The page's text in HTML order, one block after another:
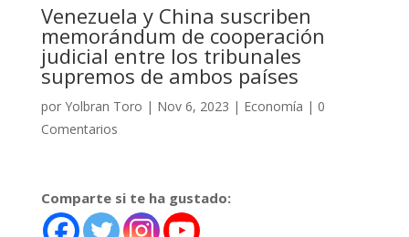
Venezuela y China suscriben
memorándum de cooperación
judicial entre los tribunales
supremos de ambos países
por Yolbran Toro | Nov 6, 2023 | Economía | 0
Comentarios
Comparte si te ha gustado: